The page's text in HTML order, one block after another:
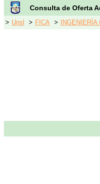
Consulta de Oferta
> Unsl > FICA >